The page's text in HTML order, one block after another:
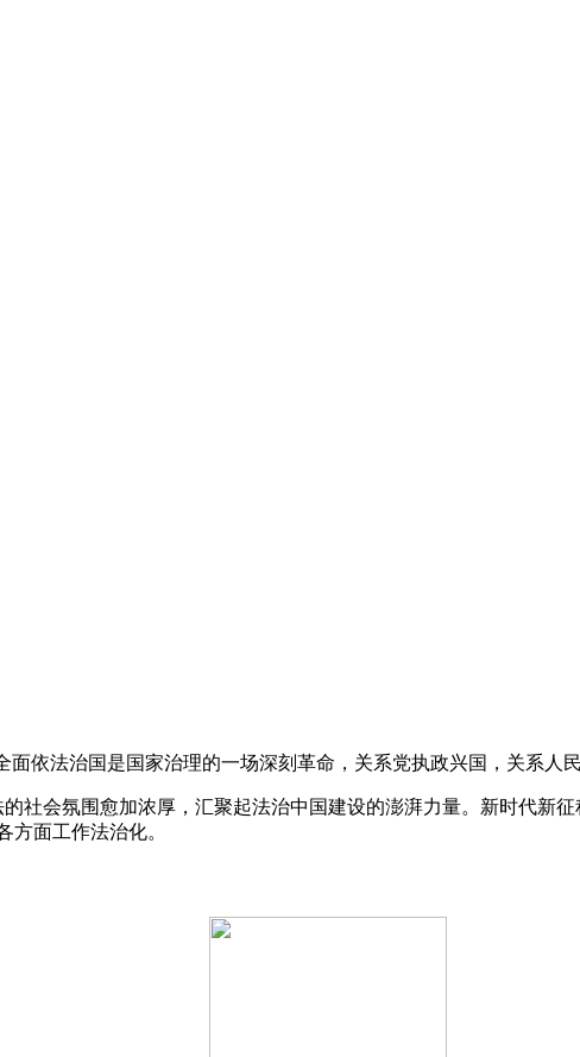
依法治国是国家治理的一场深刻革命，关系党执政兴国，关系人
社会氛围愈加浓厚，汇聚起法治中国建设的澎湃力量。新时代新
方面工作法治化。